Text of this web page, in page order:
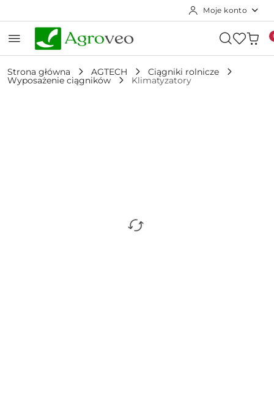
Moje konto
Strona główna AGTECH Ciągniki rolnicze
Wyposażenie ciągników Klimatyzatory